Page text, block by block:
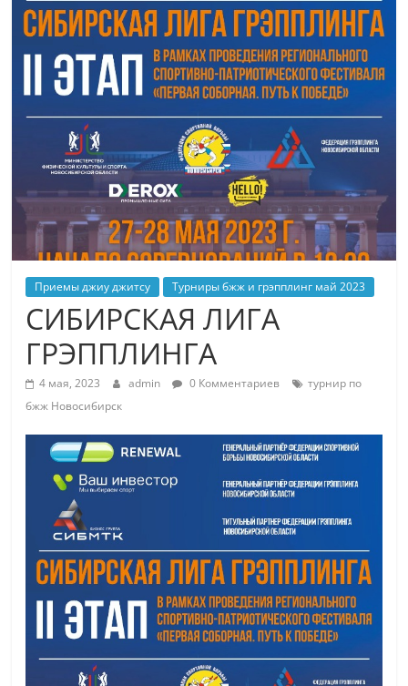
Приемы джиу джитсу Турниры бжж и грэпплинг май 2023
СИБИРСКАЯ ЛИГА
ГРЭППЛИНГА
4 мая, 2023 admin 0 Комментариев
турнир по
бжж Новосибирск